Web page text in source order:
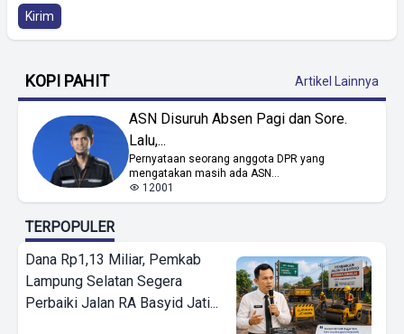
Kirim
KOPI PAHIT Artikel Lainnya
ASN Disuruh Absen Pagi dan Sore.
Lalu,...
Pernyataan seorang anggota DPR yang
mengatakan masih ada ASN...
12001
TERPOPULER
Dana Rp1,13 Miliar, Pemkab
Lampung Selatan Segera
Perbaiki Jalan RA Basyid Jati...